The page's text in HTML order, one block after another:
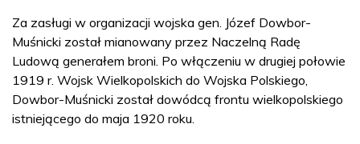
Za zasługi w organizacji wojska gen. Józef Dowbor-
Muśnicki został mianowany przez Naczelną Radę
Ludową generałem broni. Po włączeniu w drugiej połowie
1919 r. Wojsk Wielkopolskich do Wojska Polskiego,
Dowbor-Muśnicki został dowódcą frontu wielkopolskiego
istniejącego do maja 1920 roku.